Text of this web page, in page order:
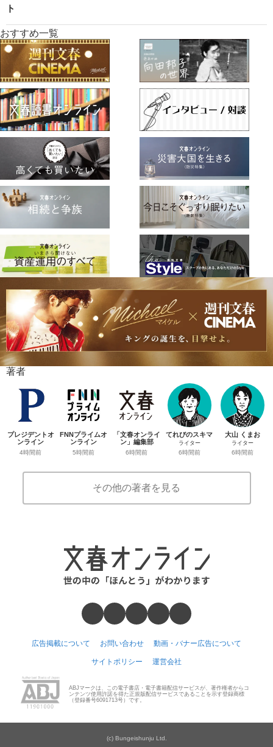
ト
おすすめ一覧
著者
プレジデントオ
ンライン
4時間前
FNNプライムオ
ンライン
5時間前
「文春オンライ
ン」編集部
6時間前
てれびのスキマ
ライター
6時間前
大山 くまお
ライター
6時間前
その他の著者を見る
広告掲載について お問い合わせ 動画・バナー広告について
サイトポリシー 運営会社
ABJマークは、この電子書店・電子書籍配信サービスが、著作権者からコ
ンテンツ使用許諾を得た正規版配信サービスであることを示す登録商標
（登録番号6091713号）です。
(c) Bungeishunju Ltd.